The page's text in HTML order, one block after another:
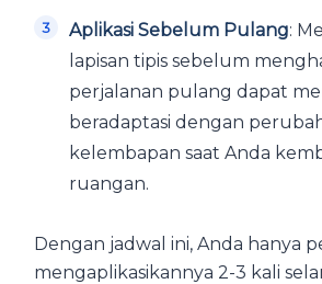
Aplikasi Sebelum Pulang:
lapisan tipis sebelum
perjalanan pulang dapat
beradaptasi dengan
kelembapan saat Anda
ruangan.
Dengan jadwal ini, Anda hanya
mengaplikasikannya 2-3 kali